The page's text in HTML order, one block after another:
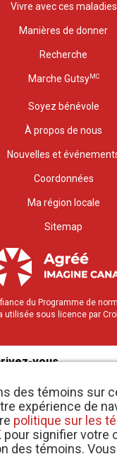
des témoins sur
expérience de
politique sur les
pour signifier votre
des témoins.
Vivre avec ces maladies
Manières de donner
Recherche
Marche GutsyMC
Soyez bénévole
À propos de nous
Nouvelles et
Coordonnées
Ma région locale
Sitemap
du Programme de
utilisée sous licence par
vous